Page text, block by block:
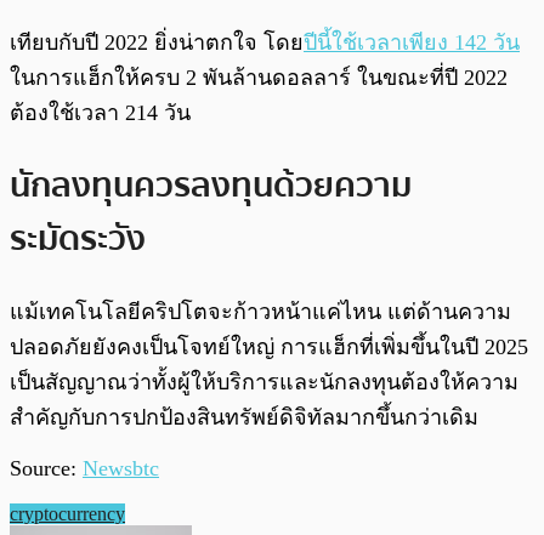
เทียบกับปี 2022 ยิ่งน่าตกใจ โดยปีนี้ใช้เวลาเพียง 142 วัน
ในการแฮ็กให้ครบ 2 พันล้านดอลลาร์ ในขณะที่ปี 2022
ต้องใช้เวลา 214 วัน
นักลงทุนควรลงทุนด้วยความ
ระมัดระวัง
แม้เทคโนโลยีคริปโตจะก้าวหน้าแค่ไหน แต่ด้านความ
ปลอดภัยยังคงเป็นโจทย์ใหญ่ การแฮ็กที่เพิ่มขึ้นในปี 2025
เป็นสัญญาณว่าทั้งผู้ให้บริการและนักลงทุนต้องให้ความ
สำคัญกับการปกป้องสินทรัพย์ดิจิทัลมากขึ้นกว่าเดิม
Source: Newsbtc
cryptocurrency